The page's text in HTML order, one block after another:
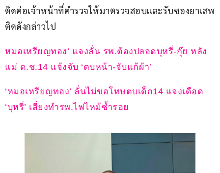
ติดต่อเจ้าหน้าที่ตำรวจให้มาตรวจสอบและรับซองยาเสพ
ติดดังกล่าวไป
หมอเหรียญทอง’ แจงลั่น รพ.ต้องปลอดบุหรี่-กุ๊ย หลัง
แม่ ด.ช.14 แจ้งจับ ‘ตบหน้า-จับแก้ผ้า’
‘หมอเหรียญทอง’ ลั่นไม่ขอโทษตบเด็ก14 แจงเดือด
‘บุหรี่’ เสี่ยงทำรพ.ไฟไหม้ซ้ำรอย